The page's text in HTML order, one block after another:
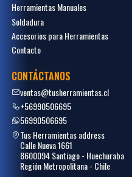
Herramientas Manuales
Soldadura
Accesorios para Herramientas
Contacto
CONTÁCTANOS
ventas@tusherramientas.cl
+56990506695
56990506695
Tus Herramientas address
Calle Nueva 1661
8600094 Santiago - Huechuraba
Región Metropolitana - Chile